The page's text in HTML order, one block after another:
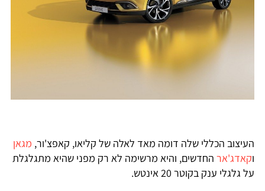
העיצוב הכללי שלה דומה מאד לאלה של קליאו, קאפצ'ור, מגאן
וקאדג'אר החדשים, והיא מרשימה לא רק מפני שהיא מתגלגלת
על גלגלי ענק בקוטר 20 אינטש.